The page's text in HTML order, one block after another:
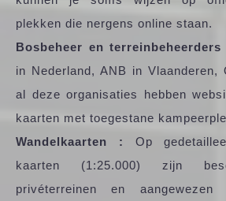
plekken die nergens online staan.
Bosbeheer en terreinbeheerders
in Nederland, ANB in
al deze organisaties hebben
kaarten met toegestane
Wandelkaarten :
Op
kaarten (1:25.000) zijn
privéterreinen en aangewezen